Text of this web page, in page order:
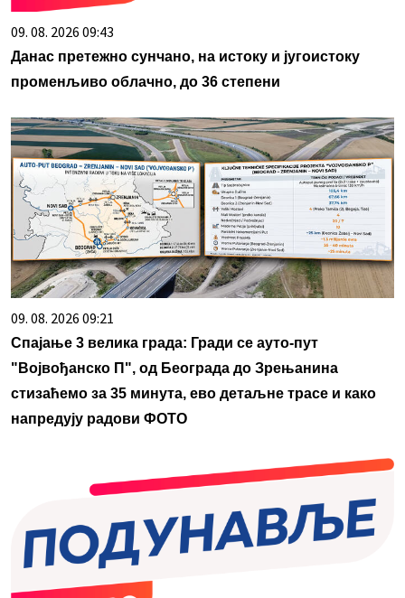
09. 08. 2026 09:43
Данас претежно сунчано, на истоку и југоистоку
променљиво облачно, до 36 степени
09. 08. 2026 09:21
Спајање 3 велика града: Гради се ауто-пут
"Војвођанско П", од Београда до Зрењанина
стизаћемо за 35 минута, ево детаљне трасе и како
напредују радови ФОТО